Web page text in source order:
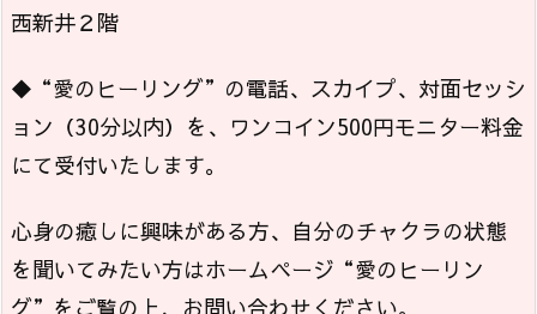
西新井２階
◆“愛のヒーリング”の電話、スカイプ、対面セッシ
ョン（30分以内）を、ワンコイン500円モニター料金
にて受付いたします。
心身の癒しに興味がある方、自分のチャクラの状態
を聞いてみたい方はホームページ“愛のヒーリン
グ”をご覧の上、お問い合わせください。